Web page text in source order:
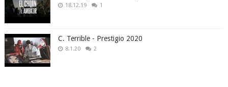
18.12.19 1
C. Terrible - Prestigio 2020
8.1.20 2